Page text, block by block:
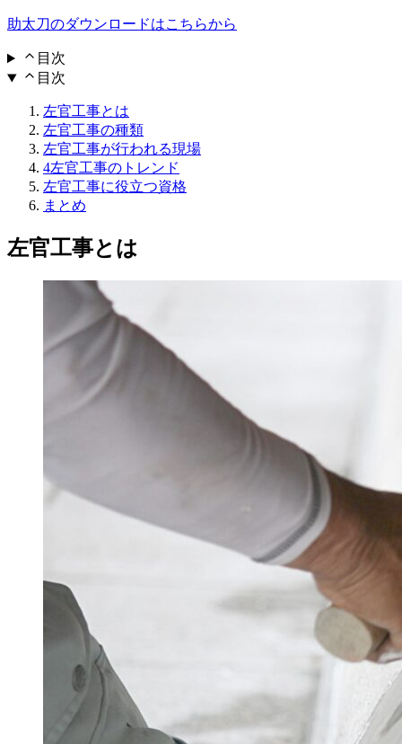
助太刀のダウンロードはこちらから
目次
目次
左官工事とは
左官工事の種類
左官工事が行われる現場
4左官工事のトレンド
左官工事に役立つ資格
まとめ
左官工事とは